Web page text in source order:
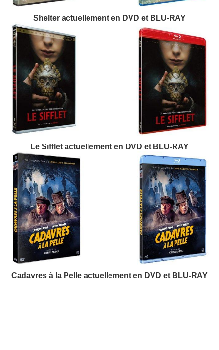
Shelter actuellement en DVD et BLU-RAY
Le Sifflet actuellement en DVD et BLU-RAY
Cadavres à la Pelle actuellement en DVD et BLU-RAY